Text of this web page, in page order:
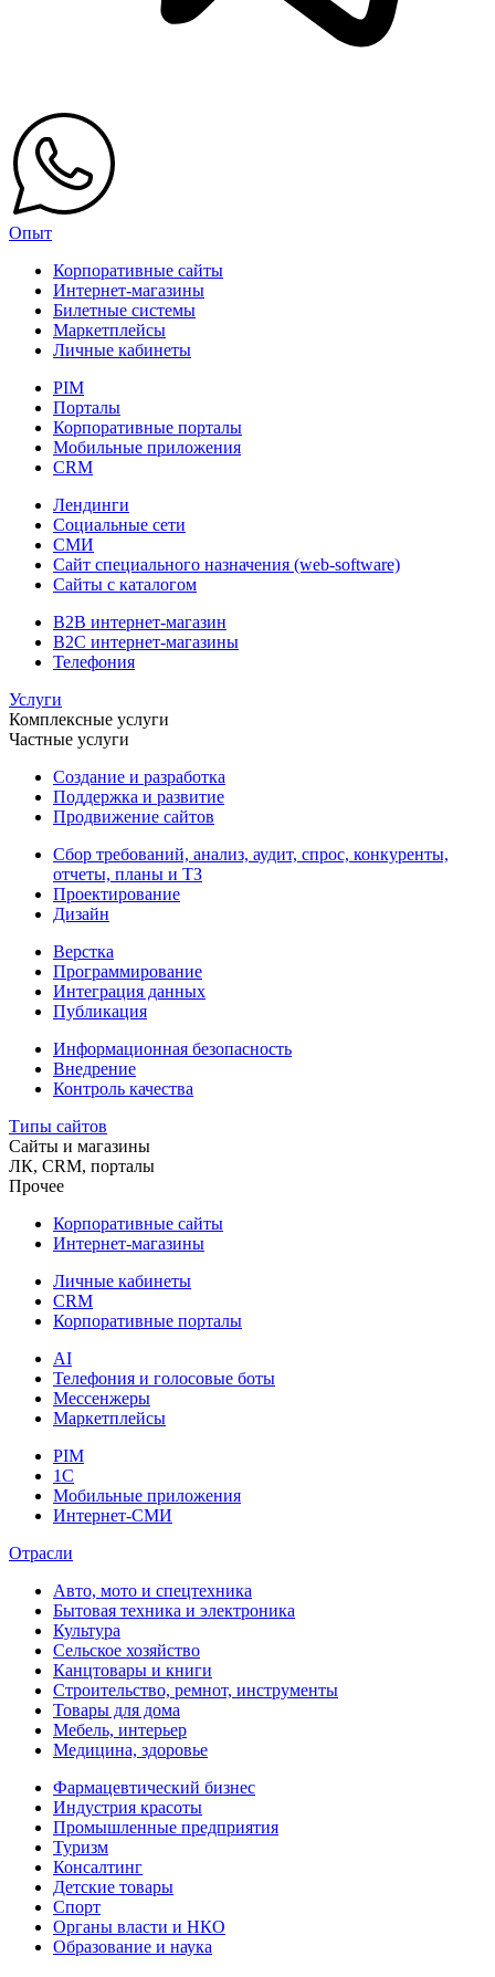
Опыт
Корпоративные сайты
Интернет-магазины
Билетные системы
Маркетплейсы
Личные кабинеты
PIM
Порталы
Корпоративные порталы
Мобильные приложения
CRM
Лендинги
Социальные сети
СМИ
Сайт специального назначения (web-software)
Сайты с каталогом
B2B интернет-магазин
B2C интернет-магазины
Телефония
Услуги
Комплексные услуги
Частные услуги
Создание и разработка
Поддержка и развитие
Продвижение сайтов
Сбор требований, анализ, аудит, спрос, конкуренты,
отчеты, планы и ТЗ
Проектирование
Дизайн
Верстка
Программирование
Интеграция данных
Публикация
Информационная безопасность
Внедрение
Контроль качества
Типы сайтов
Сайты и магазины
ЛК, CRM, порталы
Прочее
Корпоративные сайты
Интернет-магазины
Личные кабинеты
CRM
Корпоративные порталы
AI
Телефония и голосовые боты
Мессенжеры
Маркетплейсы
PIM
1C
Мобильные приложения
Интернет-СМИ
Отрасли
Авто, мото и спецтехника
Бытовая техника и электроника
Культура
Сельское хозяйство
Канцтовары и книги
Строительство, ремнот, инструменты
Товары для дома
Мебель, интерьер
Медицина, здоровье
Фармацевтический бизнес
Индустрия красоты
Промышленные предприятия
Туризм
Консалтинг
Детские товары
Спорт
Органы власти и НКО
Образование и наука